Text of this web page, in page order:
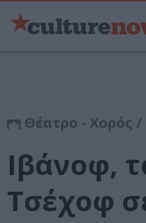
Θέατρο - Χορός /
Ιβάνοφ,
Τσέχοφ